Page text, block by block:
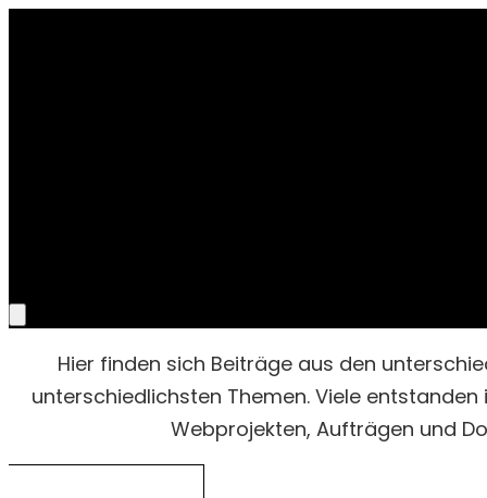
Hier finden sich Beiträge aus den
unterschiedlichsten Themen. Viele
Webprojekten, Aufträgen und